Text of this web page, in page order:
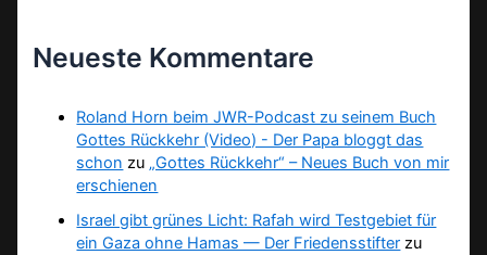
Neueste Kommentare
Roland Horn beim JWR-Podcast zu seinem Buch
Gottes Rückkehr (Video) - Der Papa bloggt das
schon zu „Gottes Rückkehr“ – Neues Buch von mir
erschienen
Israel gibt grünes Licht: Rafah wird Testgebiet für
ein Gaza ohne Hamas — Der Friedensstifter zu